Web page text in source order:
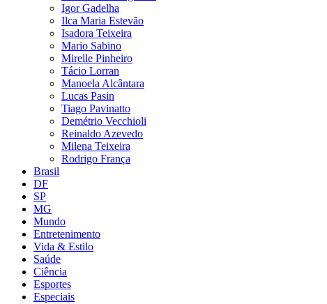
Igor Gadelha
Ilca Maria Estevão
Isadora Teixeira
Mario Sabino
Mirelle Pinheiro
Tácio Lorran
Manoela Alcântara
Lucas Pasin
Tiago Pavinatto
Demétrio Vecchioli
Reinaldo Azevedo
Milena Teixeira
Rodrigo França
Brasil
DF
SP
MG
Mundo
Entretenimento
Vida & Estilo
Saúde
Ciência
Esportes
Especiais